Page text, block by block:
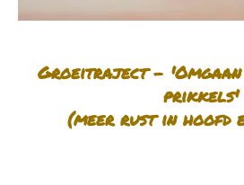
Groeitraject - '
prikkels'
(meer rust in hoofd